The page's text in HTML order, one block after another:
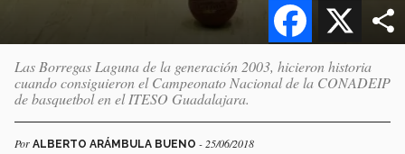
Las Borregas Laguna de la generación 2003, hicieron historia
cuando consiguieron el Campeonato Nacional de la CONADEIP
de basquetbol en el ITESO Guadalajara.
Por ALBERTO ARÁMBULA BUENO - 25/06/2018